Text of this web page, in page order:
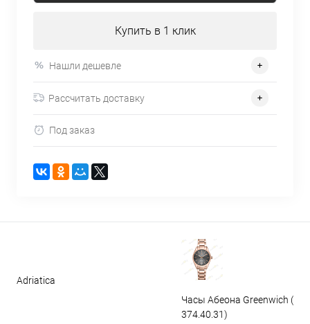
Купить в 1 клик
Нашли дешевле
Рассчитать доставку
Под заказ
Adriatica
Часы Абеона Greenwich (GW
374.40.31)